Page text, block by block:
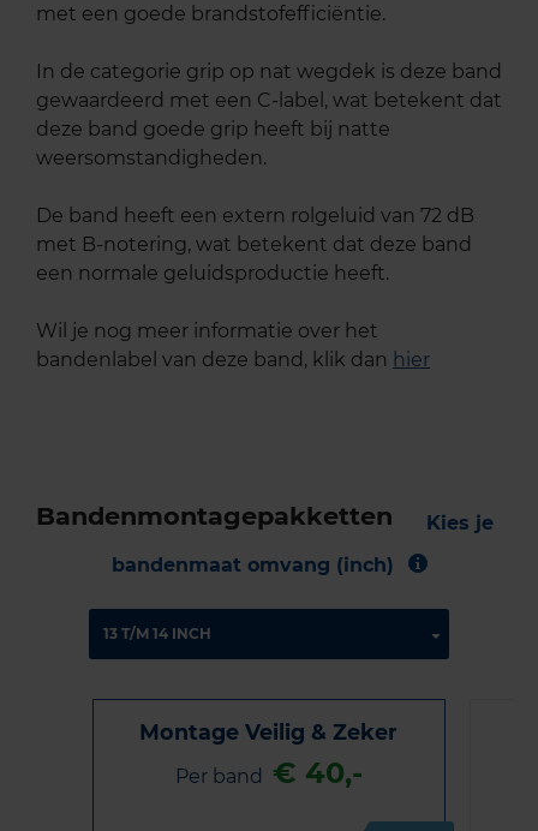
met een goede brandstofefficiëntie.
In de categorie grip op nat wegdek is deze band
gewaardeerd met een C-label, wat betekent dat
deze band goede grip heeft bij natte
weersomstandigheden.
De band heeft een extern rolgeluid van 72 dB
met B-notering, wat betekent dat deze band
een normale geluidsproductie heeft.
Wil je nog meer informatie over het
bandenlabel van deze band, klik dan hier
Bandenmontagepakketten
Kies je
bandenmaat omvang (inch)
Montage Veilig & Zeker
Per band € 40,-